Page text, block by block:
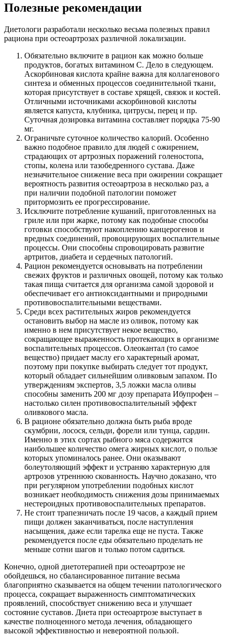
Полезные рекомендации
Диетологи разработали несколько весьма полезных правил
рациона при остеоартрозах различной локализации.
Обязательно включите в рацион как можно больше
продуктов, богатых витамином С. Дело в следующем.
Аскорбиновая кислота крайне важна для коллагенового
синтеза и обменных процессов соединительной ткани,
которая присутствует в составе хрящей, связок и костей.
Отличными источниками аскорбиновой кислоты
является капуста, клубника, цитрусы, перец и пр.
Суточная дозировка витамина составляет порядка 75-90
мг.
Ограничьте суточное количество калорий. Особенно
важно подобное правило для людей с ожирением,
страдающих от артрозных поражений голеностопа,
стопы, колена или тазобедренного сустава. Даже
незначительное снижение веса при ожирении сокращает
вероятность развития остеоартроза в несколько раз, а
при наличии подобной патологии поможет
притормозить ее прогрессирование.
Исключите потребление кушаний, приготовленных на
гриле или при жарке, потому как подобные способы
готовки способствуют накоплению канцерогенов и
вредных соединений, провоцирующих воспалительные
процессы. Они способны спровоцировать развитие
артритов, диабета и сердечных патологий.
Рацион рекомендуется основывать на потреблении
свежих фруктов и различных овощей, потому как только
такая пища считается для организма самой здоровой и
обеспечивает его антиоксидантными и природными
противовоспалительными веществами.
Среди всех растительных жиров рекомендуется
остановить выбор на масле из оливок, потому как
именно в нем присутствует некое вещество,
сокращающее выраженность протекающих в организме
воспалительных процессов. Олеокантал (то самое
вещество) придает маслу его характерный аромат,
поэтому при покупке выбирать следует тот продукт,
который обладает сильнейшим оливковым запахом. По
утверждениям экспертов, 3,5 ложки масла оливы
способны заменить 200 мг дозу препарата Ибупрофен –
настолько силен противовоспалительный эффект
оливкового масла.
В рационе обязательно должна быть рыба вроде
скумбрии, лосося, сельди, форели или тунца, сардин.
Именно в этих сортах рыбного мяса содержится
наибольшее количество омега жирных кислот, о пользе
которых упоминалось ранее. Они оказывают
болеутоляющий эффект и устраняю характерную для
артрозов утреннюю скованность. Научно доказано, что
при регулярном употреблении подобных кислот
возникает необходимость снижения дозы принимаемых
нестероидных противовоспалительных препаратов.
Не стоит трапезничать после 19 часов, а каждый прием
пищи должен заканчиваться, после наступления
насыщения, даже если тарелка еще не пуста. Также
рекомендуется после еды обязательно проделать не
меньше сотни шагов и только потом садиться.
Конечно, одной диетотерапией при остеоартрозе не
обойдешься, но сбалансированное питание весьма
благоприятно сказывается на общем течении патологического
процесса, сокращает выраженность симптоматических
проявлений, способствует снижению веса и улучшает
состояние суставов. Диета при остеоартрозе выступает в
качестве полноценного метода лечения, обладающего
высокой эффективностью и невероятной пользой.